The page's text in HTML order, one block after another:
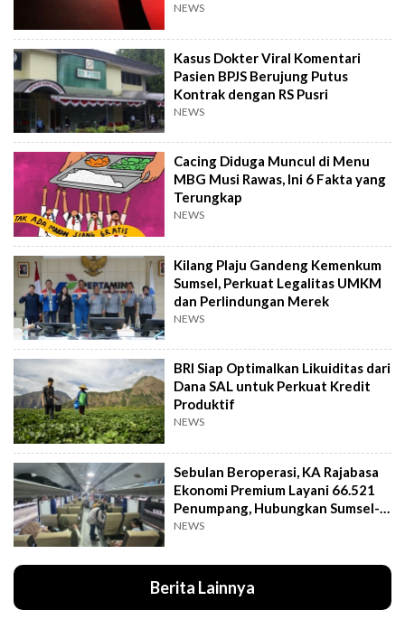
NEWS
Kasus Dokter Viral Komentari
Pasien BPJS Berujung Putus
Kontrak dengan RS Pusri
NEWS
Cacing Diduga Muncul di Menu
MBG Musi Rawas, Ini 6 Fakta yang
Terungkap
NEWS
Kilang Plaju Gandeng Kemenkum
Sumsel, Perkuat Legalitas UMKM
dan Perlindungan Merek
NEWS
BRI Siap Optimalkan Likuiditas dari
Dana SAL untuk Perkuat Kredit
Produktif
NEWS
Sebulan Beroperasi, KA Rajabasa
Ekonomi Premium Layani 66.521
Penumpang, Hubungkan Sumsel-
Lampung
NEWS
Berita Lainnya